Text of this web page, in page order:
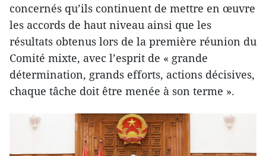
concernés qu’ils continuent de mettre en œuvre
les accords de haut niveau ainsi que les
résultats obtenus lors de la première réunion du
Comité mixte, avec l’esprit de « grande
détermination, grands efforts, actions décisives,
chaque tâche doit être menée à son terme ».